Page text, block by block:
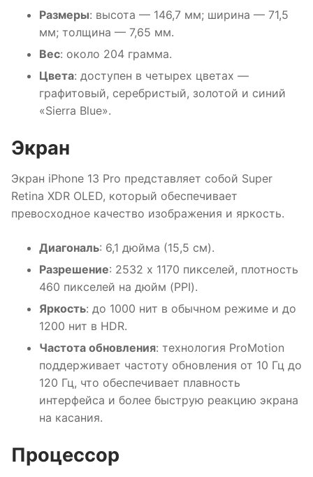
Размеры: высота — 146,7 мм; ширина — 71,5
мм; толщина — 7,65 мм.
Вес: около 204 грамма.
Цвета: доступен в четырех цветах —
графитовый, серебристый, золотой и синий
«Sierra Blue».
Экран
Экран iPhone 13 Pro представляет собой Super
Retina XDR OLED, который обеспечивает
превосходное качество изображения и яркость.
Диагональ: 6,1 дюйма (15,5 см).
Разрешение: 2532 x 1170 пикселей, плотность
460 пикселей на дюйм (PPI).
Яркость: до 1000 нит в обычном режиме и до
1200 нит в HDR.
Частота обновления: технология ProMotion
поддерживает частоту обновления от 10 Гц до
120 Гц, что обеспечивает плавность
интерфейса и более быструю реакцию экрана
на касания.
Процессор